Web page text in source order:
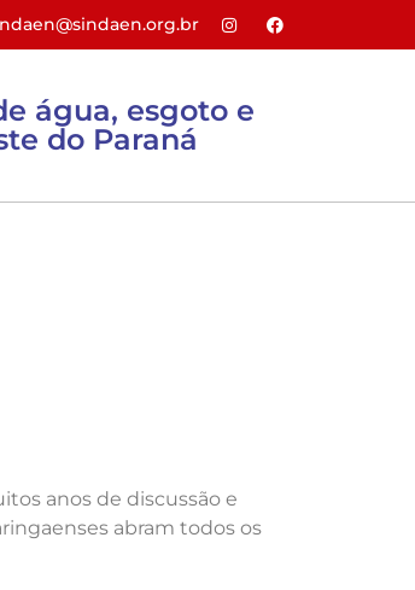
água, esgoto e
do Paraná
anos de discussão e
abram todos os